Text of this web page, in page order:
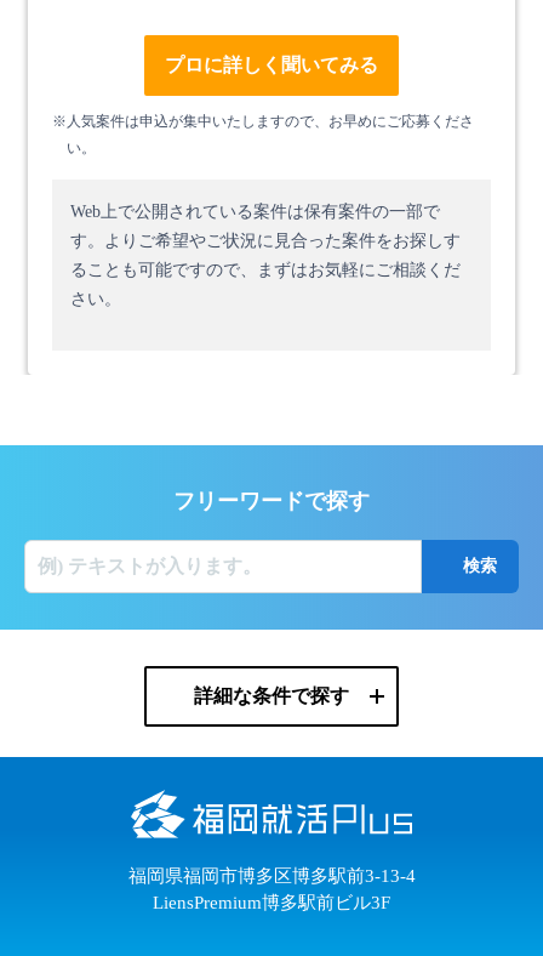
プロに詳しく聞いてみる
※人気案件は申込が集中いたしますので、お早めにご応募くださ
い。
Web上で公開されている案件は保有案件の一部で
す。 よりご希望やご状況に見合った案件をお探しす
ることも可能ですので、まずはお気軽にご相談くだ
さい。
フリーワードで探す
詳細な条件で探す
福岡県福岡市博多区博多駅前3-13-4
LiensPremium博多駅前ビル3F